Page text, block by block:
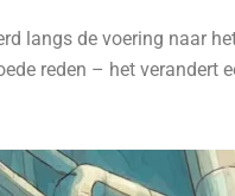
langs de voering naar
reden – het verandert